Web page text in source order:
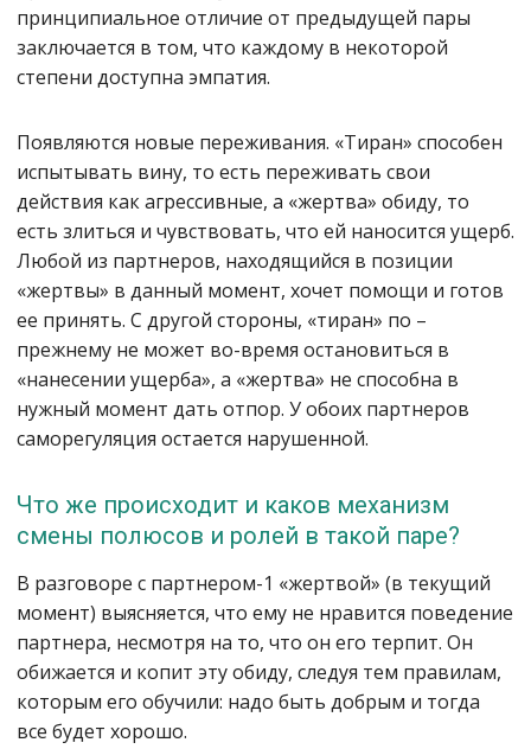
принципиальное отличие от предыдущей пары
заключается в том, что каждому в некоторой
степени доступна эмпатия.
Появляются новые переживания. «Тиран» способен
испытывать вину, то есть переживать свои
действия как агрессивные, а «жертва» обиду, то
есть злиться и чувствовать, что ей наносится ущерб.
Любой из партнеров, находящийся в позиции
«жертвы» в данный момент, хочет помощи и готов
ее принять. С другой стороны, «тиран» по –
прежнему не может во-время остановиться в
«нанесении ущерба», а «жертва» не способна в
нужный момент дать отпор. У обоих партнеров
саморегуляция остается нарушенной.
Что же происходит и каков механизм
смены полюсов и ролей в такой паре?
В разговоре с партнером-1 «жертвой» (в текущий
момент) выясняется, что ему не нравится поведение
партнера, несмотря на то, что он его терпит. Он
обижается и копит эту обиду, следуя тем правилам,
которым его обучили: надо быть добрым и тогда
все будет хорошо.